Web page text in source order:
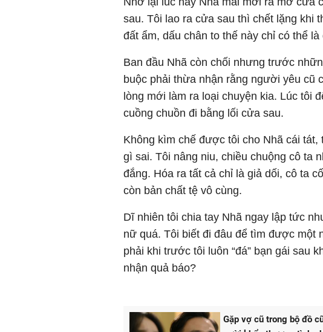
sau. Tôi lao ra cửa sau thì chết lặng khi
đất ẩm, dấu chân to thế này chỉ có thể là
Ban đầu Nhã còn chối nhưng trước
buộc phải thừa nhận rằng người yêu cũ
lòng mới làm ra loại chuyện kia. Lúc tôi
cuồng chuồn đi bằng lối cửa sau.
Không kìm chế được tôi cho Nhã cái tát,
gì sai. Tôi nâng niu, chiều chuộng cô ta
đắng. Hóa ra tất cả chỉ là giả dối, cô ta
còn bản chất tệ vô cùng.
Dĩ nhiên tôi chia tay Nhã ngay lập tức
nữ quá. Tôi biết đi đâu để tìm được
phải khi trước tôi luôn “đá” bạn gái sau
nhận quả báo?
Gặp vợ cũ trong bộ đồ